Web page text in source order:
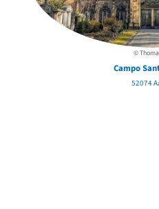
©
Campo
52074